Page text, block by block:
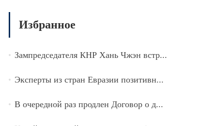
Избранное
Зампредседателя КНР Хань Чжэн встр...
Эксперты из стран Евразии позитивн...
В очередной раз продлен Договор о д...